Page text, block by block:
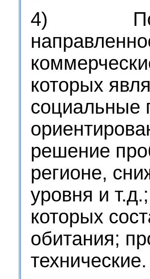
4) По
которых
социальные
решение
регионе,
уровня и
которых
обитания;
технические.